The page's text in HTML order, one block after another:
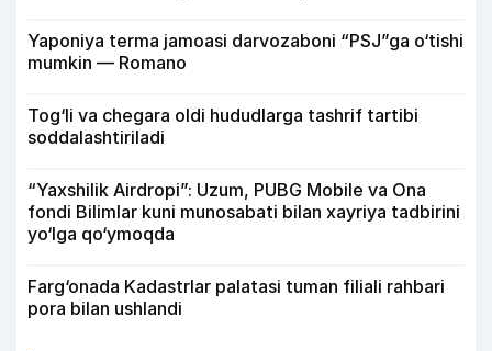
Yaponiya terma jamoasi darvozaboni “PSJ”ga o‘tishi
mumkin — Romano
Tog‘li va chegara oldi hududlarga tashrif tartibi
soddalashtiriladi
“Yaxshilik Airdropi”: Uzum, PUBG Mobile va Ona
fondi Bilimlar kuni munosabati bilan xayriya tadbirini
yo‘lga qo‘ymoqda
Farg‘onada Kadastrlar palatasi tuman filiali rahbari
pora bilan ushlandi